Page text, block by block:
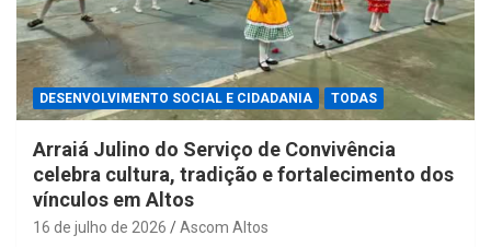
DESENVOLVIMENTO SOCIAL E CIDADANIA TODAS
Arraiá Julino do Serviço de Convivência
celebra cultura, tradição e fortalecimento dos
vínculos em Altos
16 de julho de 2026 Ascom Altos